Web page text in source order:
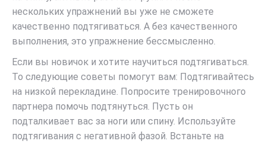
нескольких упражнений вы уже не сможете
качественно подтягиваться. А без качественного
выполнения, это упражнение бессмысленно.
Если вы новичок и хотите научиться подтягиваться.
То следующие советы помогут вам: Подтягивайтесь
на низкой перекладине. Попросите тренировочного
партнера помочь подтянуться. Пусть он
подталкивает вас за ноги или спину. Используйте
подтягивания с негативной фазой. Встаньте на